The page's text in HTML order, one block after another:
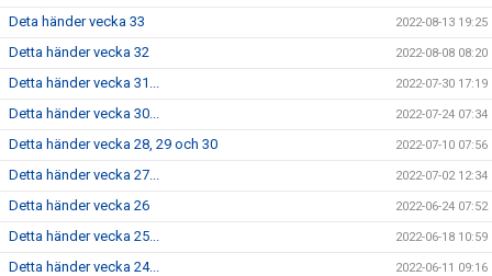
Deta händer vecka 33 2022-08-13 19:25
Detta händer vecka 32 2022-08-08 08:20
Detta händer vecka 31... 2022-07-30 17:19
Detta händer vecka 30... 2022-07-24 07:34
Detta händer vecka 28, 29 och 30 2022-07-10 07:56
Detta händer vecka 27... 2022-07-02 12:34
Detta händer vecka 26 2022-06-24 07:52
Detta händer vecka 25... 2022-06-18 10:59
Detta händer vecka 24... 2022-06-11 09:16